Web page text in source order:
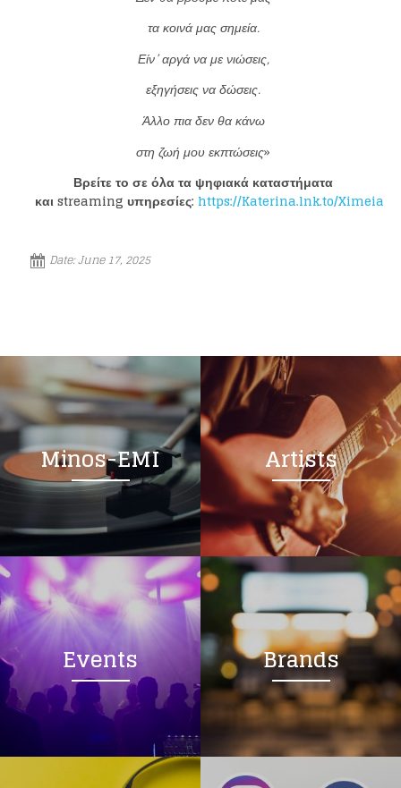
τα κοινά μας σημεία.
Είν’ αργά να με νιώσεις,
εξηγήσεις να δώσεις.
Άλλο πια δεν θα κάνω
στη ζωή μου εκπτώσεις»
Βρείτε το σε όλα τα ψηφιακά καταστήματα
καιstreaming υπηρεσίες: https://Katerina.lnk.to/Ximeia
Date:June 17, 2025
Minos-EMI Artists
Events Brands